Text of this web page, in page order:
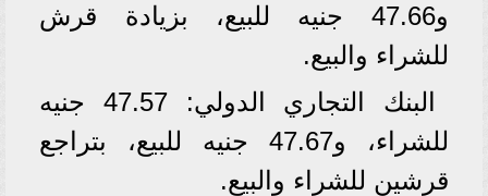
و47.66 جنيه للبيع، بزيادة قرش
للشراء والبيع.
البنك التجاري الدولي: 47.57 جنيه
للشراء، و47.67 جنيه للبيع، بتراجع
قرشين للشراء والبيع.